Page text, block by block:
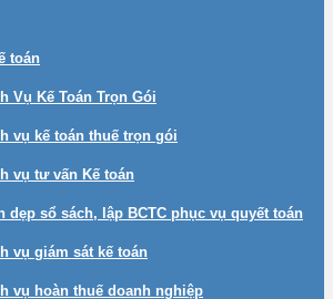
toán
Vụ Kế Toán Trọn Gói
vụ kế toán thuế trọn gói
vụ tư vấn Kế toán
dẹp sổ sách, lập BCTC phục vụ quyết toán
vụ giám sát kế toán
vụ hoàn thuế doanh nghiệp